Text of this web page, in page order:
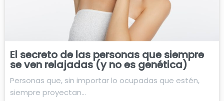
El secreto de las personas que siempre
se ven relajadas (y no es genética)
Personas que, sin importar lo ocupadas que estén,
siempre proyectan…